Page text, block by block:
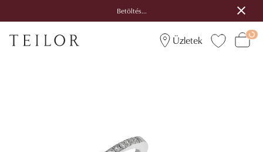
Betöltés...
Üzletek